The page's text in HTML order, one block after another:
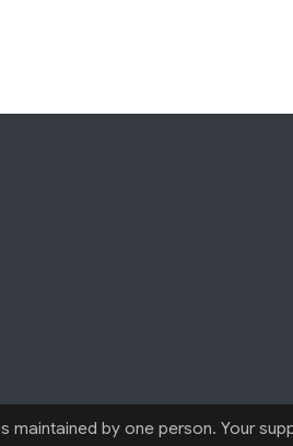
maintained by one person. Your